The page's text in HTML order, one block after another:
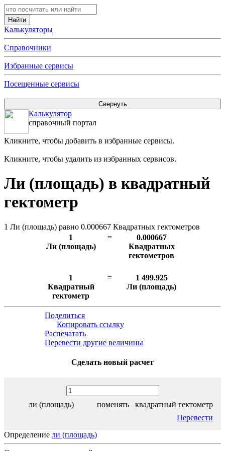
Калькуляторы
Справочники
Избранные сервисы
Посещенные сервисы
Калькулятор
справочный портал
Кликните, чтобы добавить в избранные сервисы.
Кликните, чтобы удалить из избранных сервисов.
Ли (площадь) в квадратный
гектометр
1 Ли (площадь) равно 0.000667 Квадратных гектометров
1
Ли (площадь)
=
0.000667
Квадратных
гектометров
1
Квадратный
гектометр
=
1 499.925
Ли (площадь)
Поделиться
Копировать ссылку
Распечатать
Перевести другие величины
Сделать новый расчет
ли (площадь) поменять
квадратный гектометр
Перевести
Определение ли (площадь)